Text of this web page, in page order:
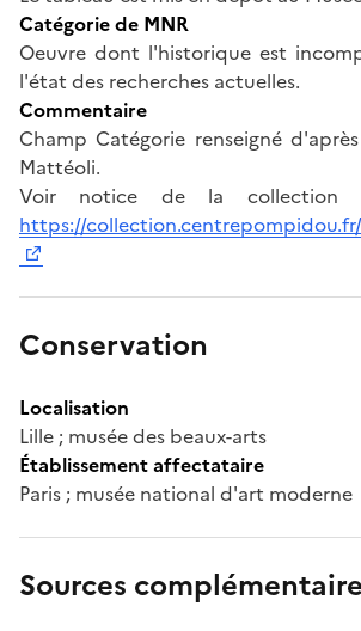
Catégorie de MNR
Oeuvre dont l'historique est
l'état des recherches actuelles.
Commentaire
Champ Catégorie renseigné
Mattéoli.
Voir notice de la
https://
Conservation
Localisation
Lille ; musée des beaux-arts
Établissement affectataire
Paris ; musée national d'art moderne
Sources